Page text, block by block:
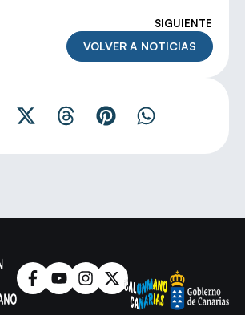
SIGUIENTE
VOLVER A NOTICIAS